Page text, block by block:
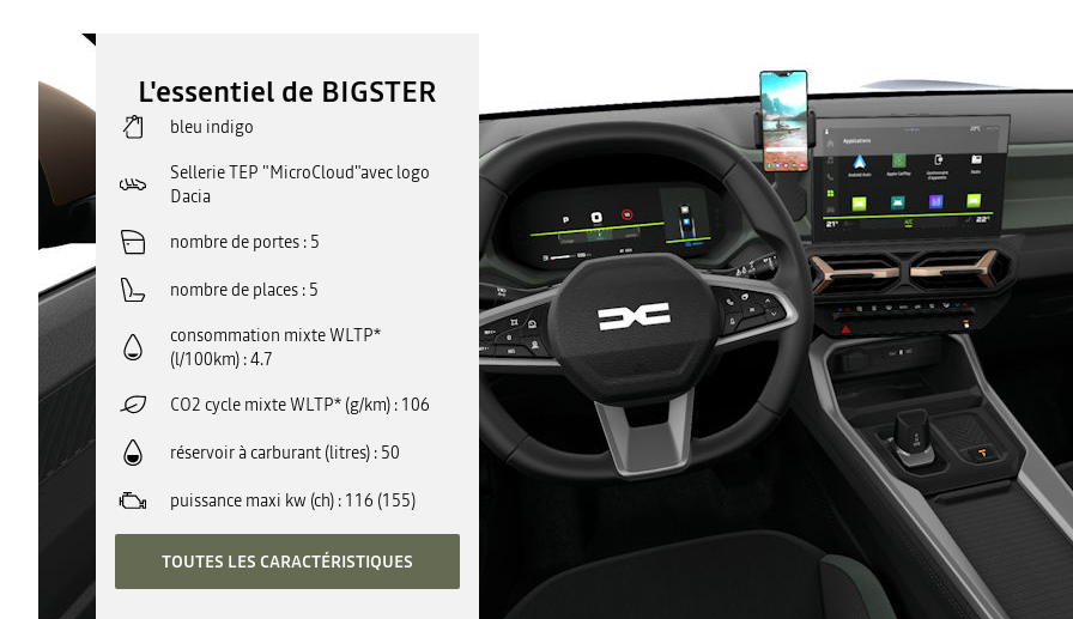
L'essentiel de BIGSTER
bleu indigo
Sellerie TEP "MicroCloud"avec logo
Dacia
nombre de portes 5
nombre de places 5
consommation mixte WLTP*
(l/100km) 4.7
CO2 cycle mixte WLTP* (g/km) 106
réservoir à carburant (litres) 50
puissance maxi kw (ch) 116 (155)
TOUTES LES CARACTÉRISTIQUES